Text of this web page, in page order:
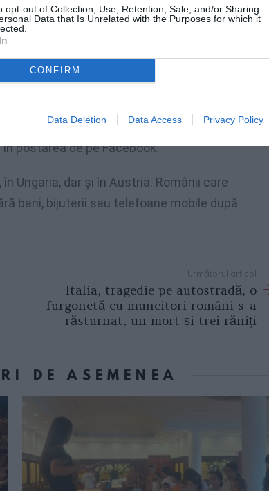
opt-out of Collection, Use, Retention, Sale, and/or Sharing
Data that Is Unrelated with the Purposes for which it
CONFIRM
Data Deletion Data Access Privacy Policy
mai rău este ca atunci cand anunti politia
sau mai mult pentru ca vin de la 100 km
depuneți plângere trebuie sa va întoarceți
ca sa va întoarceți pe autostrada. In
in aceasta benzinarie și totusi niciun
sau măcar sa fie mai aproape ca sa poate
în postarea de pe Facebook.
Ungaria, dar şi în Austria. Românii care
bani, bijuterii sau telefoane mobile după
Următorul articol
Italia, tragedie pe autostradă, o
furgonetă cu muncitori români s-a
răsturnat, un mort și trei răniți
DE ASEMENEA